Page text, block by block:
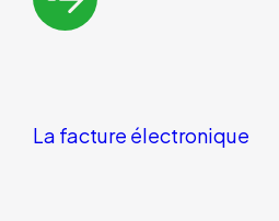
La facture électronique